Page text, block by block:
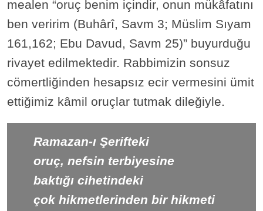
mealen “oruç benim içindir, onun mükâfatını
ben veririm (Buhârî, Savm 3; Müslim Sıyam
161,162; Ebu Davud, Savm 25)” buyurduğu
rivayet edilmektedir. Rabbimizin sonsuz
cömertliğinden hesapsız ecir vermesini ümit
ettiğimiz kâmil oruçlar tutmak dileğiyle.
Ramazan-ı Şerifteki
oruç, nefsin terbiyesine
baktığı cihetindeki
çok hikmetlerinden bir hikmeti